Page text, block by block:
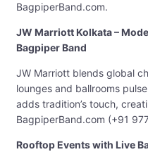
BagpiperBand.com.
JW Marriott Kolkata –
Bagpiper Band
JW Marriott blends global
lounges and ballrooms
adds tradition’s touch,
BagpiperBand.com (+91
Rooftop Events with Live